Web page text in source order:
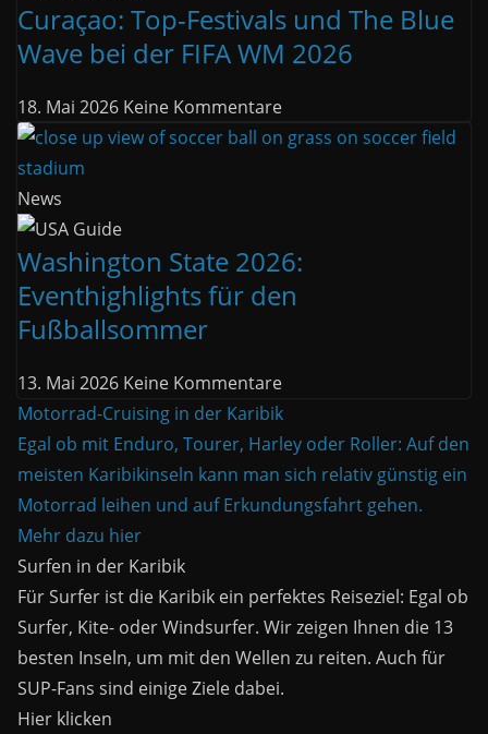
Curaçao: Top-Festivals und The Blue
Wave bei der FIFA WM 2026
18. Mai 2026 Keine Kommentare
News
Washington State 2026:
Eventhighlights für den
Fußballsommer
13. Mai 2026 Keine Kommentare
Motorrad-Cruising in der Karibik
Egal ob mit Enduro, Tourer, Harley oder Roller: Auf den
meisten Karibikinseln kann man sich relativ günstig ein
Motorrad leihen und auf Erkundungsfahrt gehen.
Mehr dazu hier
Surfen in der Karibik
Für Surfer ist die Karibik ein perfektes Reiseziel: Egal ob
Surfer, Kite- oder Windsurfer. Wir zeigen Ihnen die 13
besten Inseln, um mit den Wellen zu reiten. Auch für
SUP-Fans sind einige Ziele dabei.
Hier klicken